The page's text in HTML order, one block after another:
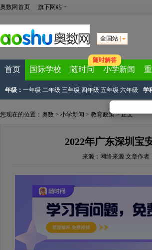
奥数网首页 旗下网站
全国站
首页 国际学校 随时问
随时解答
小学新闻
年级： 一年级 二年级 三年级 四年级 五年级 六年级 学
您现在的位置： 奥数 > 小学新闻 > 教育政策> 正文
2022年广东深圳宝
来源： 网络来源文章作者